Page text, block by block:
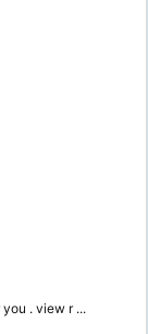
. view r ...